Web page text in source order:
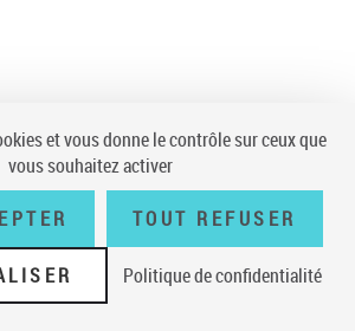
et vous donne le contrôle sur ceux que
vous souhaitez activer
TOUT REFUSER
Politique de confidentialité